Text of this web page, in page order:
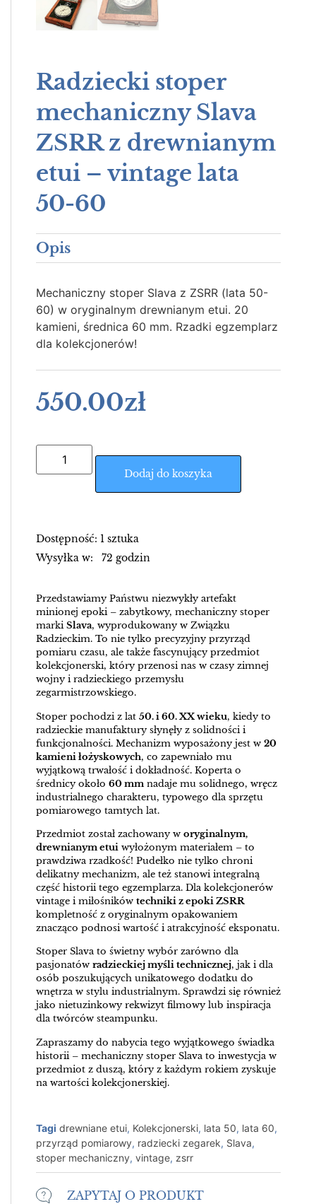
Radziecki stoper
mechaniczny Slava
ZSRR z drewnianym
etui – vintage lata
50-60
Opis
Mechaniczny stoper Slava z ZSRR (lata 50-
60) w oryginalnym drewnianym etui. 20
kamieni, średnica 60 mm. Rzadki egzemplarz
dla kolekcjonerów!
550.00zł
Dodaj do koszyka
Dostępność: 1 sztuka
Wysyłka w: 72 godzin
Przedstawiamy Państwu niezwykły artefakt
minionej epoki – zabytkowy, mechaniczny stoper
markiSlava, wyprodukowany w Związku
Radzieckim. To nie tylko precyzyjny przyrząd
pomiaru czasu, ale także fascynujący przedmiot
kolekcjonerski, który przenosi nas w czasy zimnej
wojny i radzieckiego przemysłu
zegarmistrzowskiego.
Stoper pochodzi z lat 50. i 60. XX wieku, kiedy to
radzieckie manufaktury słynęły z solidności i
funkcjonalności. Mechanizm wyposażony jest w 20
kamieni łożyskowych, co zapewniało mu
wyjątkową trwałość i dokładność. Koperta o
średnicy około 60 mmnadaje mu solidnego, wręcz
industrialnego charakteru, typowego dla sprzętu
pomiarowego tamtych lat.
Przedmiot został zachowany w oryginalnym,
drewnianym etui wyłożonym materiałem – to
prawdziwa rzadkość! Pudełko nie tylko chroni
delikatny mechanizm, ale też stanowi integralną
część historii tego egzemplarza. Dla kolekcjonerów
vintage i miłośników techniki z epoki ZSRR
kompletność z oryginalnym opakowaniem
znacząco podnosi wartość i atrakcyjność eksponatu.
Stoper Slava to świetny wybór zarówno dla
pasjonatów radzieckiej myśli technicznej, jak i dla
osób poszukujących unikatowego dodatku do
wnętrza w stylu industrialnym. Sprawdzi się również
jako nietuzinkowy rekwizyt filmowy lub inspiracja
dla twórców steampunku.
Zapraszamy do nabycia tego wyjątkowego świadka
historii – mechaniczny stoper Slava to inwestycja w
przedmiot z duszą, który z każdym rokiem zyskuje
na wartości kolekcjonerskiej.
Tagi drewniane etui, Kolekcjonerski, lata 50, lata 60,
przyrząd pomiarowy, radziecki zegarek, Slava,
stoper mechaniczny, vintage, zsrr
ZAPYTAJ O PRODUKT